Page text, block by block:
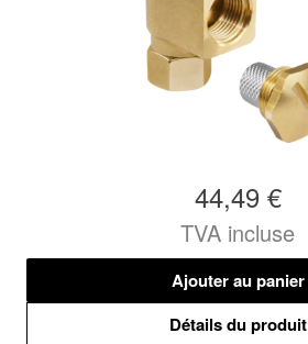
44,49 €
TVA incluse
Ajouter au panier
Détails du produit